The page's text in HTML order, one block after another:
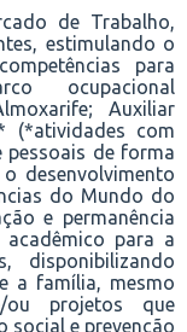
de Trabalho,
estimulando o
para
ocupacional
Auxiliar
(*atividades com
pessoais de forma
desenvolvimento
do Mundo do
e permanência
acadêmico para a
disponibilizando
a família, mesmo
projetos que
social e prevenção